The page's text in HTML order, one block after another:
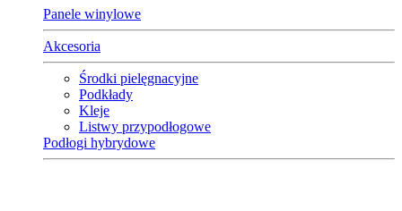
Panele winylowe
Akcesoria
Środki pielęgnacyjne
Podkłady
Kleje
Listwy przypodłogowe
Podłogi hybrydowe